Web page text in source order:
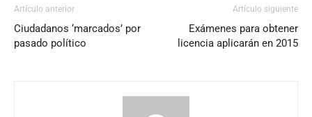
Artículo anterior
Ciudadanos ‘marcados’ por
pasado político
Artículo siguiente
Exámenes para obtener
licencia aplicarán en 2015